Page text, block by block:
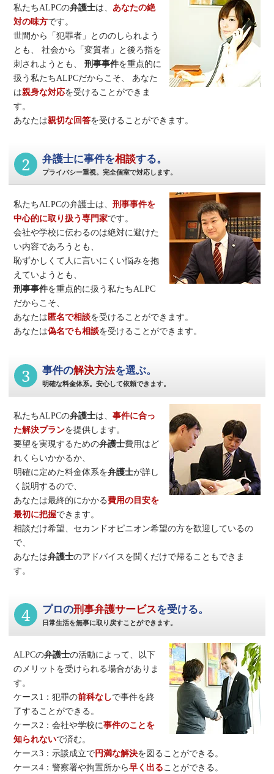
私たちALPCの弁護士は、 あなたの絶
対の味方です。
世間から「犯罪者」とののしられよう
とも、
社会から「変質者」と後ろ指を
刺されようとも、
刑事事件を重点的に
扱う私たちALPCだからこそ、
あなた
は親身な対応を受けることができま
す。
あなたは親切な回答を受けることができます。
2 弁護士に事件を相談する。
プライバシー重視。完全個室で対応します。
私たちALPCの弁護士は、刑事事件を
中心的に取り扱う専門家です。
会社や学校に伝わるのは絶対に避けた
い内容であろうとも、
恥ずかしくて人に言いにくい悩みを抱
えていようとも、
刑事事件を重点的に扱う私たちALPC
だからこそ、
あなたは匿名で相談を受けることができます。
あなたは偽名でも相談を受けることができます。
3 事件の解決方法を選ぶ。
明確な料金体系。安心して依頼できます。
私たちALPCの弁護士は、事件に合っ
た解決プランを提供します。
要望を実現するための弁護士費用はど
れくらいかかるか、
明確に定めた料金体系を弁護士が詳し
く説明するので、
あなたは最終的にかかる費用の目安を
最初に把握できます。
相談だけ希望、セカンドオピニオン希望の方を歓迎しているの
で、
あなたは弁護士のアドバイスを聞くだけで帰ることもできま
す。
4 プロの刑事弁護サービスを受ける。
日常生活を無事に取り戻すことができます。
ALPCの弁護士の活動によって、以下
のメリットを受けられる場合がありま
す。
ケース1：犯罪の前科なしで事件を終
了することができる。
ケース2：会社や学校に事件のことを
知られないで済む。
ケース3：示談成立で円満な解決を図ることができる。
ケース4：警察署や拘置所から早く出ることができる。